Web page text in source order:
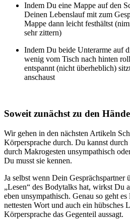
Indem Du eine Mappe auf den
Deinen Lebenslauf mit zum
Mappe dann leicht festhältst
sehr zittern)
Indem Du beide Unterarme auf
wenig vom Tisch nach hinten
entspannt (nicht überheblich)
anschaust
Soweit zunächst zu den
Wir gehen in den nächsten Artikeln
Körpersprache durch. Du kannst durch
durch Makrogesten unsympathisch
Du musst sie kennen.
Ja selbst wenn Dein
„Lesen“ des Bodytalks hat, wirkst Du
eben unsympathisch. Genau so geht
nettesten Wort und auch ein hübsches
Körpersprache das Gegenteil aussagt.